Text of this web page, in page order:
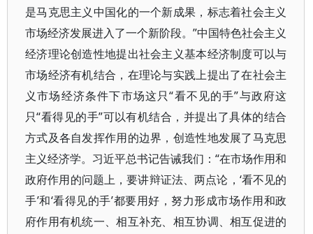
是马克思主义中国化的一个新成果，标志着社会主义
市场经济发展进入了一个新阶段。”中国特色社会主义
经济理论创造性地提出社会主义基本经济制度可以与
市场经济有机结合，在理论与实践上提出了在社会主
义市场经济条件下市场这只“看不见的手”与政府这
只“看得见的手”可以有机结合，并提出了具体的结合
方式及各自发挥作用的边界，创造性地发展了马克思
主义经济学。习近平总书记告诫我们：“在市场作用和
政府作用的问题上，要讲辩证法、两点论，‘看不见的
手’和‘看得见的手’都要用好，努力形成市场作用和政
府作用有机统一、相互补充、相互协调、相互促进的